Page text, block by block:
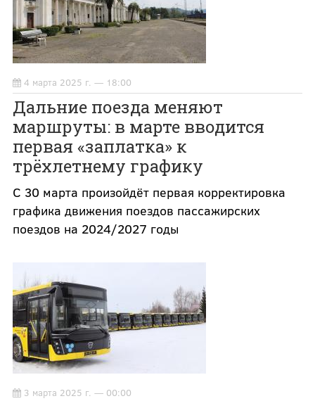
4 марта 2025 г. — 18:00
Дальние поезда меняют
маршруты: в марте вводится
первая «заплатка» к
трёхлетнему графику
С 30 марта произойдёт первая корректировка
графика движения поездов пассажирских
поездов на 2024/2027 годы
3 марта 2025 г. — 00:00